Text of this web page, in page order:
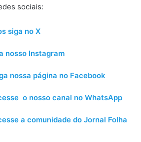
sociais:
siga no X
nosso Instagram
nossa página no Facebook
o nosso canal no WhatsApp
a comunidade do Jornal Folha